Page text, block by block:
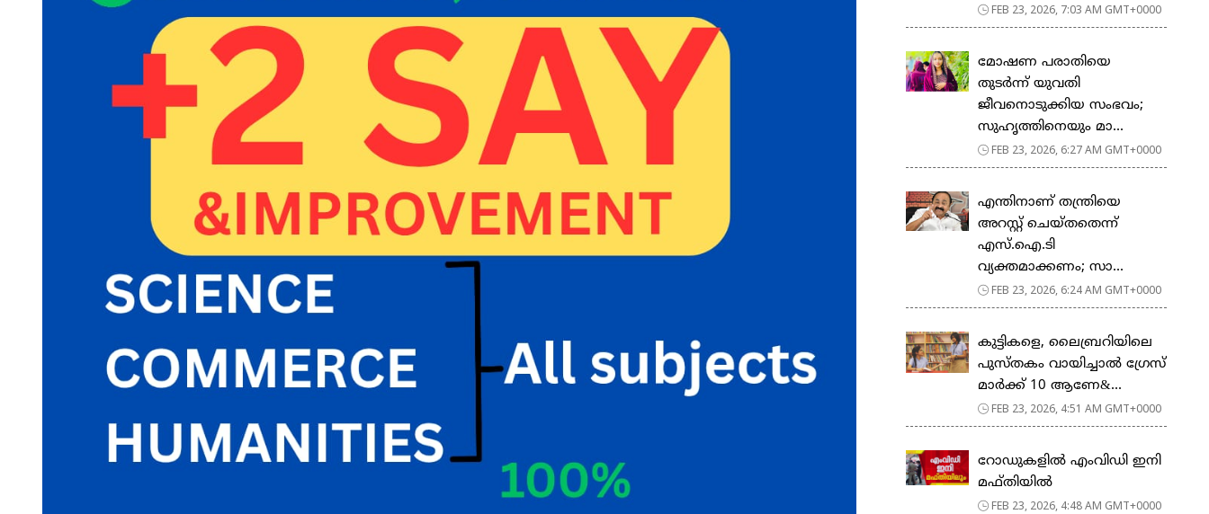
FEB 23, 2026, 7:03 AM GMT+0000
മോഷണ പരാതിയെ
തുടര്‍ന്ന് യുവതി
ജീവനൊടുക്കിയ സംഭവം;
സുഹൃത്തിനെയും മാ...
FEB 23, 2026, 6:27 AM GMT+0000
എന്തിനാണ് തന്ത്രിയെ
അറസ്റ്റ് ചെയ്തതെന്ന്
എസ്.ഐ.ടി
വ്യക്തമാക്കണം; സാ...
FEB 23, 2026, 6:24 AM GMT+0000
കുട്ടികളെ, ലൈബ്രറിയിലെ
പുസ്തകം വായിച്ചാല്‍ ഗ്രേസ്
മാര്‍ക്ക് 10 ആണേ&...
FEB 23, 2026, 4:51 AM GMT+0000
റോഡുകളില്‍ എംവിഡി ഇനി
മഫ്തിയില്‍
FEB 23, 2026, 4:48 AM GMT+0000